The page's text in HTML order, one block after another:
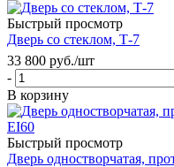
Быстрый просмотр
Дверь со стеклом, Т-7
33 800 руб./шт
-
В корзину
Быстрый просмотр
Дверь одностворчатая,